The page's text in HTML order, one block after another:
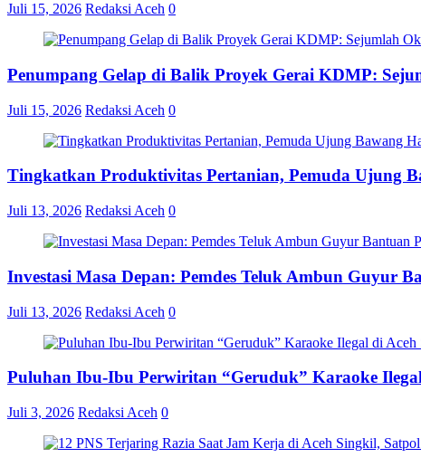
Juli 15, 2026 Redaksi Aceh 0
Penumpang Gelap di Balik Proyek Gerai KDMP:
Juli 15, 2026 Redaksi Aceh 0
Tingkatkan Produktivitas Pertanian, Pemuda Ujung
Juli 13, 2026 Redaksi Aceh 0
Investasi Masa Depan: Pemdes Teluk Ambun Guyur
Juli 13, 2026 Redaksi Aceh 0
Puluhan Ibu-Ibu Perwiritan “Geruduk” Karaoke
Juli 3, 2026 Redaksi Aceh 0